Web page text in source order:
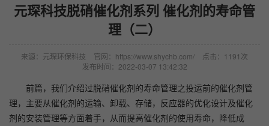
元琛科技脱硝催化剂系列 催化剂的寿命管
理（二）
来源：元琛环保科技 官网：https://www.shychb.com/
点击：1191次
发布时间：2022-03-07 13:42:32
前篇，我们介绍过脱硝催化剂的寿命管理之投运前的催化剂管
理，主要从催化剂的运输、卸载、存储，反应器的优化设计及催化
剂的安装管理等方面着手，从而提高催化剂的使用寿命，降低成